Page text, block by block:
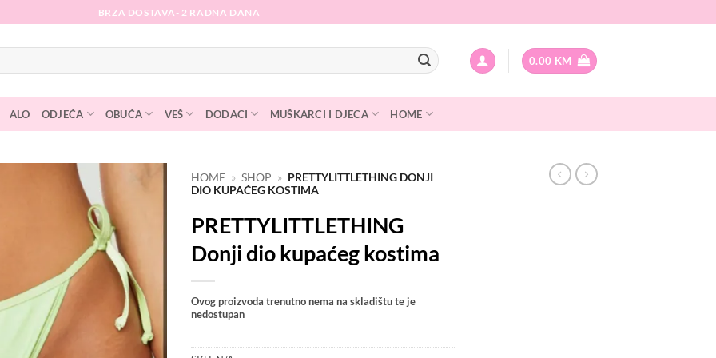
BRZA DOSTAVA- 2 RADNA DANA
0.00 KM
ALO ODJEĆA OBUĆA VEŠ DODACI MUŠKARCI I DJECA HOME
želja
HOME » SHOP » PRETTYLITTLETHING DONJI
DIO KUPAĆEG KOSTIMA
PRETTYLITTLETHING
Donji dio kupaćeg kostima
Ovog proizvoda trenutno nema na skladištu te je
nedostupan